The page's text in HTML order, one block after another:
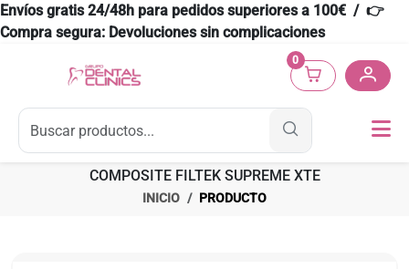
Envíos gratis 24/48h para pedidos superiores a 100€ / 👉
Compra segura: Devoluciones sin complicaciones
0
COMPOSITE FILTEK SUPREME XTE
INICIO PRODUCTO